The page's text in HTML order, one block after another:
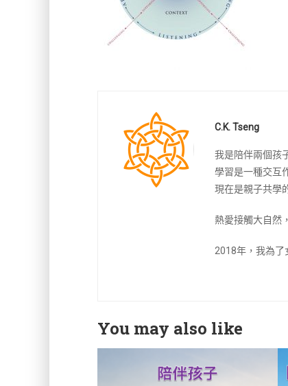
C.K. Tseng
我是陪伴兩個孩
學習是一種交互
現在是親子共學
熱愛接觸大自然
2018年，我為了
You may also like